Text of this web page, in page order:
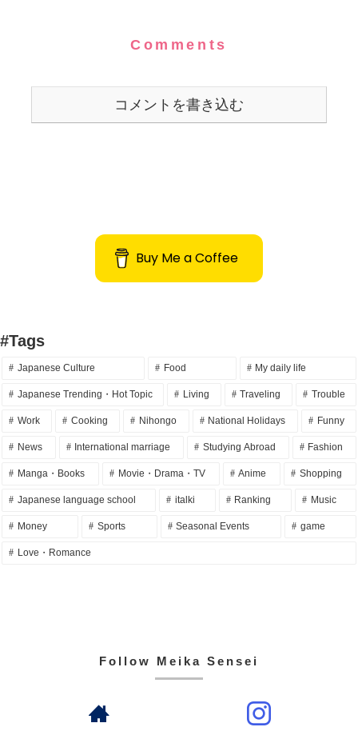
Comments
コメントを書き込む
Buy Me a Coffee
#Tags
Japanese Culture Food My daily life
Japanese Trending・Hot Topic Living Traveling Trouble
Work Cooking Nihongo National Holidays Funny
News International marriage Studying Abroad Fashion
Manga・Books Movie・Drama・TV Anime Shopping
Japanese language school italki Ranking Music
Money Sports Seasonal Events game
Love・Romance
Follow Meika Sensei